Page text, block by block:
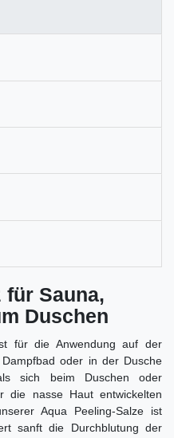
für Sauna,
Duschen
für die Anwendung auf der
oder in der Dusche
sich beim Duschen oder
die nasse Haut entwickelten
Aqua Peeling-Salze ist
sanft die Durchblutung der